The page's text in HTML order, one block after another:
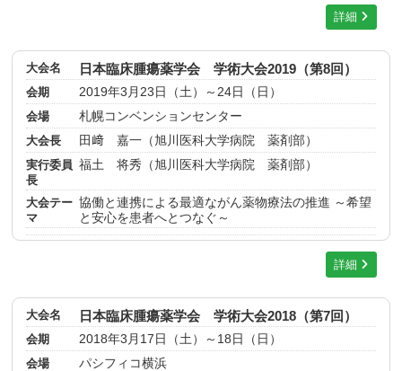
詳細
大会名 日本臨床腫瘍薬学会 学術大会2019（第8回）
会期
2019年3月23日（土）～24日（日）
会場
札幌コンベンションセンター
大会長
田﨑 嘉一（旭川医科大学病院 薬剤部）
実行委員
長
福土 将秀（旭川医科大学病院 薬剤部）
大会テー
マ
協働と連携による最適ながん薬物療法の推進 ～希望
と安心を患者へとつなぐ～
詳細
大会名 日本臨床腫瘍薬学会 学術大会2018（第7回）
会期
2018年3月17日（土）～18日（日）
会場
パシフィコ横浜